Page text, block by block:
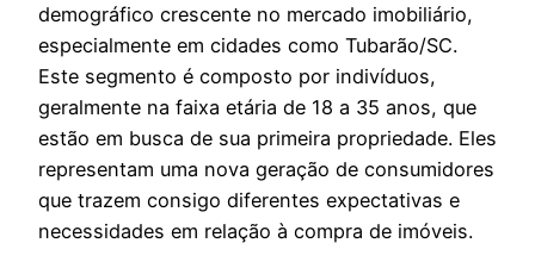
demográfico crescente no mercado imobiliário,
especialmente em cidades como Tubarão/SC.
Este segmento é composto por indivíduos,
geralmente na faixa etária de 18 a 35 anos, que
estão em busca de sua primeira propriedade. Eles
representam uma nova geração de consumidores
que trazem consigo diferentes expectativas e
necessidades em relação à compra de imóveis.